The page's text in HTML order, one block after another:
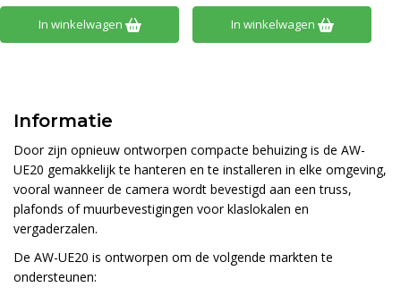
In winkelwagen In winkelwagen
Informatie
Door zijn opnieuw ontworpen compacte behuizing is de AW-
UE20 gemakkelijk te hanteren en te installeren in elke omgeving,
vooral wanneer de camera wordt bevestigd aan een truss,
plafonds of muurbevestigingen voor klaslokalen en
vergaderzalen.
De AW-UE20 is ontworpen om de volgende markten te
ondersteunen: